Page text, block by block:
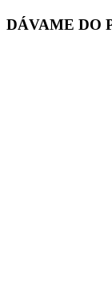
DÁVAME DO